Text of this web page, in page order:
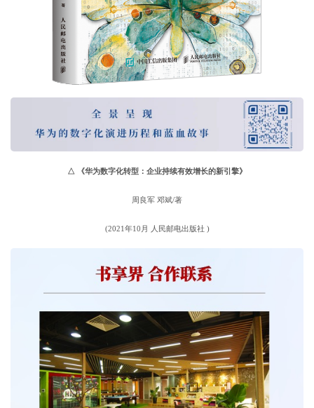
△ 《华为数字化转型：企业持续有效增长的新引擎》
周良军 邓斌/著
(2021年10月 人民邮电出版社 )